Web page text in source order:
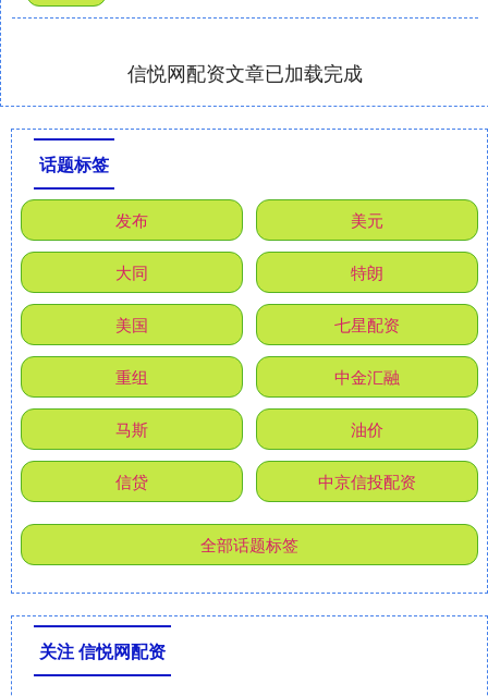
信悦网配资文章已加载完成
话题标签
发布 美元
大同 特朗
美国 七星配资
重组 中金汇融
马斯 油价
信贷 中京信投配资
全部话题标签
关注 信悦网配资